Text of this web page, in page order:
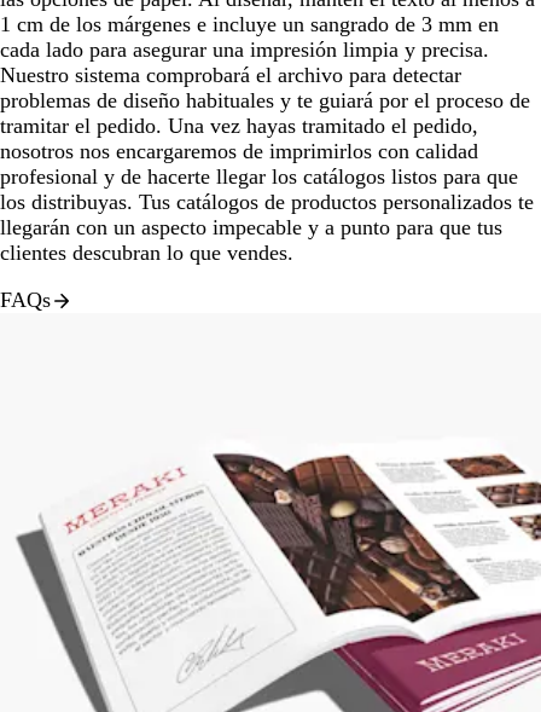
1 cm de los márgenes e incluye un sangrado de 3 mm en
cada lado para asegurar una impresión limpia y precisa.
Nuestro sistema comprobará el archivo para detectar
problemas de diseño habituales y te guiará por el proceso de
tramitar el pedido. Una vez hayas tramitado el pedido,
nosotros nos encargaremos de imprimirlos con calidad
profesional y de hacerte llegar los catálogos listos para que
los distribuyas. Tus catálogos de productos personalizados te
llegarán con un aspecto impecable y a punto para que tus
clientes descubran lo que vendes.
FAQs